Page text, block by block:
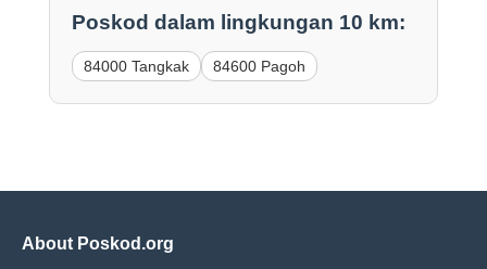
Poskod dalam lingkungan 10 km:
84000 Tangkak 84600 Pagoh
About Poskod.org